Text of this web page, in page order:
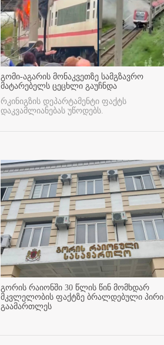
გომი-აგარის მონაკვეთზე სამგზავრო
მატარებელს ცეცხლი გაუჩნდა
რკინიგზის დეპარტამენტი ფაქტს
დაკვამლიანებას უწოდებს.
გორის რაიონში 30 წლის წინ მომხდარ
მკვლელობის ფაქტზე ბრალდებული პირი
გაამართლეს